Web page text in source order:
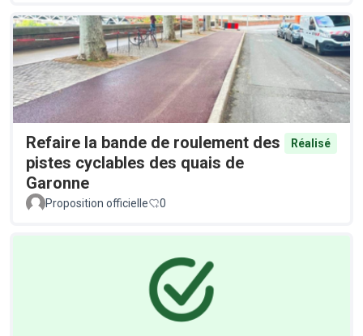
Refaire la bande de roulement des
pistes cyclables des quais de
Garonne
Réalisé
Proposition officielle 0